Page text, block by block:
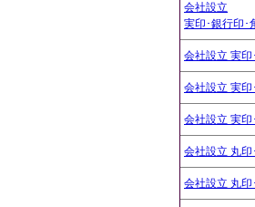
会社設立
実印･銀行印･
会社設立 実印
会社設立 実印
会社設立 実印
会社設立 丸印
会社設立 丸印